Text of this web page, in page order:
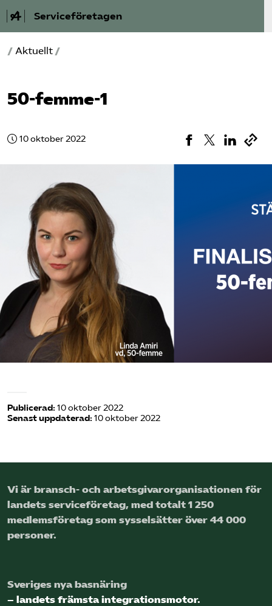
Serviceföretagen
Om Service­företagen
Branscher
Våra frågor
SRY
Bli medlem
Logga in på Arbetsgivarguiden
Sök på serviceforetagen.se
In English
Om webbplatsen
/ Aktuellt /
50-femme-1
10 oktober 2022
Publicerad: 10 oktober 2022
Senast uppdaterad: 10 oktober 2022
Vi är bransch- och arbetsgivar­organisationen för
landets service­företag, med totalt 1 250
medlems­företag som sysselsätter över 44 000
personer.
Sveriges nya basnäring
– landets främsta integrationsmotor.